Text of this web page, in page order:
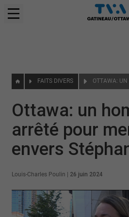
FAITS DIVERS
Ottawa: un
arrêté pour
envers
Louis-Charles Poulin 26 juin 2024